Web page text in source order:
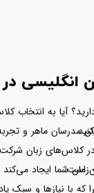
در
دارید؟ آیا به
مدرسان ماهر و
کلاس‌های زبان
شما ایجاد می‌کند
است: